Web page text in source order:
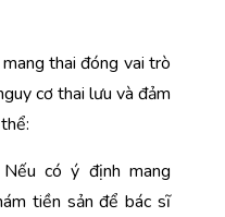
thai đóng vai trò
cơ thai lưu và đảm
Nếu có ý định mang
tiền sản để bác sĩ